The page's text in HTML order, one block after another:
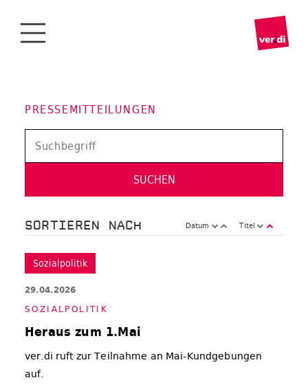
PRESSEMITTEILUNGEN
SORTIEREN NACH Datum Titel
Sozialpolitik
29.04.2026
SO­ZI­AL­PO­LI­TIK
Heraus zum 1.Mai
ver.di ruft zur Teilnahme an Mai-Kundgebungen
auf.